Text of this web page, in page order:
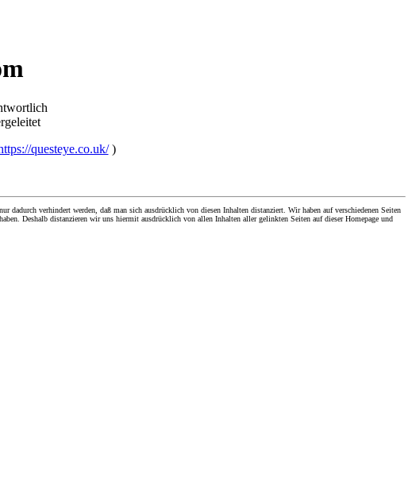
questeye.co.uk/)
verhindert werden, daß man sich ausdrücklich von diesen Inhalten distanziert. Wir haben auf verschiedenen Seiten
Deshalb distanzieren wir uns hiermit ausdrücklich von allen Inhalten aller gelinkten Seiten auf dieser Homepage und